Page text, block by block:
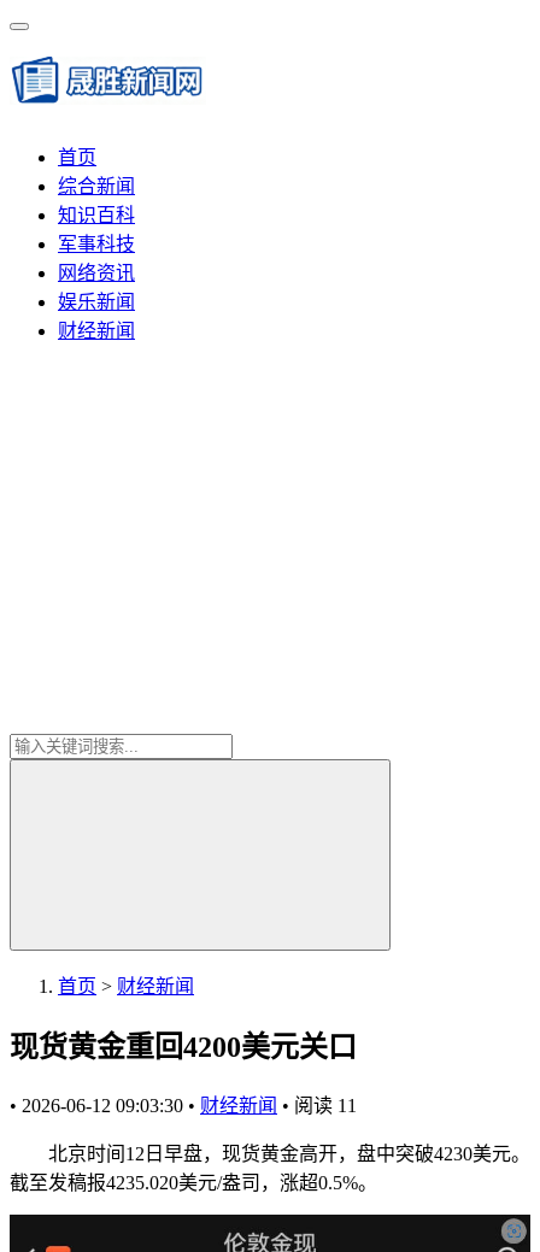
首页
综合新闻
知识百科
军事科技
网络资讯
娱乐新闻
财经新闻
首页 > 财经新闻
现货黄金重回4200美元关口
• 2026-06-12 09:03:30 • 财经新闻 • 阅读 11
北京时间12日早盘，现货黄金高开，盘中突破4230美元。
截至发稿报4235.020美元/盎司，涨超0.5%。